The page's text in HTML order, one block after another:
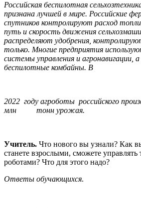
Российская беспилотная
признана лучшей в мире. Российские
спутников контролируют расход
путь и скорость движения
распределяют удобрения,
только. Многие предприятия
системы управления и агронавигации,
беспилотные комбайны. В
2022 году агроботы российского
млн тонн урожая.
Учитель. Что нового вы узнали? Как
станете взрослыми, сможете
роботами? Что для этого надо?
Ответы обучающихся.